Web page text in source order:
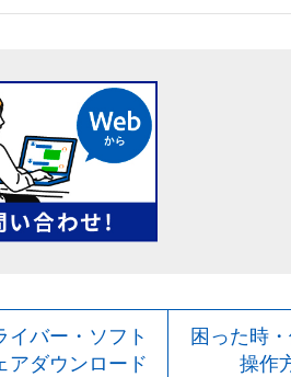
イバー・ソフト
アダウンロード
困った時
操作